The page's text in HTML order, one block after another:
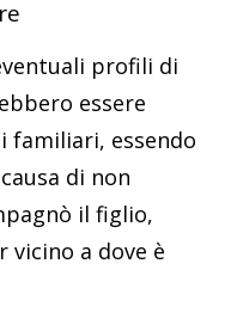
profili di
essere
familiari, essendo
di non
il figlio,
vicino a dove è